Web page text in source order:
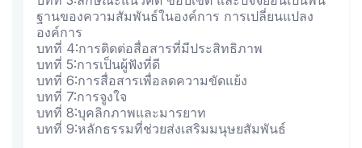
ฐานของความสัมพันธ์ในองค์การ การเปลี่ยนแปลง
องค์การ
บทที่ 4:การติดต่อสื่อสารที่มีประสิทธิภาพ
บทที่ 5:การเป็นผู้ฟังที่ดี
บทที่ 6:การสื่อสารเพื่อลดความขัดแย้ง
บทที่ 7:การจูงใจ
บทที่ 8:บุคลิกภาพและมารยาท
บทที่ 9:หลักธรรมที่ช่วยส่งเสริมมนุษยสัมพันธ์